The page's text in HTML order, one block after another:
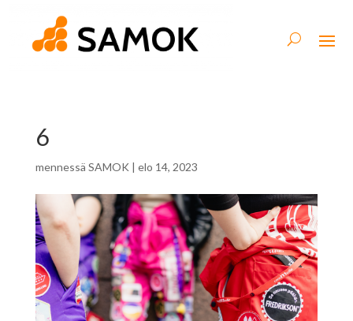
6
mennessä SAMOK | elo 14, 2023